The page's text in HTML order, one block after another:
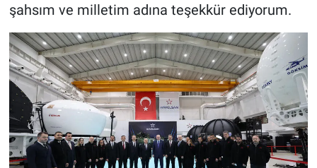
şahsım ve milletim adına teşekkür ediyorum.